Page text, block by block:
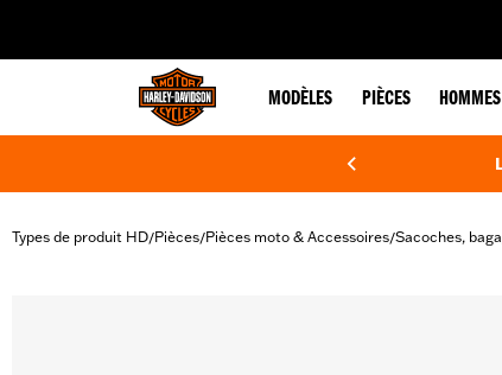
MODÈLES PIÈCES HOMMES
Types de produit HD/Pièces/Pièces moto & Accessoires/Sacoches,